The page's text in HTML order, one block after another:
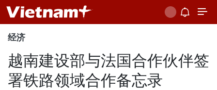
经济
越南建设部与法国合作伙伴签
署铁路领域合作备忘录